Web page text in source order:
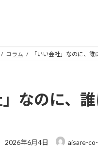
コラム 「いい会社」なのに、
」なのに、
最
2026年6月4日 aisare-